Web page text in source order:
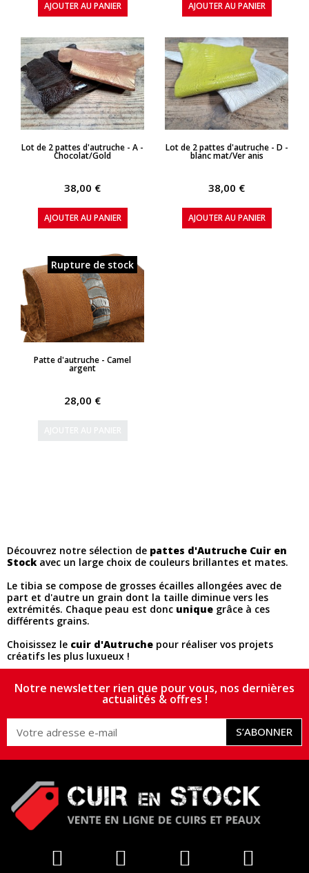
AJOUTER AU PANIER AJOUTER AU PANIER
APERÇU RAPIDE
Lot de 2 pattes d'autruche - A -
Chocolat/Gold
38,00 €
AJOUTER AU PANIER
APERÇU RAPIDE
Lot de 2 pattes d'autruche - D -
blanc mat/Ver anis
38,00 €
AJOUTER AU PANIER
APERÇU RAPIDE
Rupture de stock
Patte d'autruche - Camel
argent
28,00 €
Découvrez notre sélection de pattes d'Autruche Cuir en
Stockavec un large choix de couleurs brillantes et mates.
Le tibia se compose de grosses écailles allongées avec de
part et d'autre un grain dont la taille diminue vers les
extrémités. Chaque peau est donc unique grâce à ces
différents grains.
Choisissez le cuir d'Autruche pour réaliser vos projets
créatifs les plus luxueux !
Notre newsletter rien que pour vous, nos dernières
actualités & offres !
S’ABONNER